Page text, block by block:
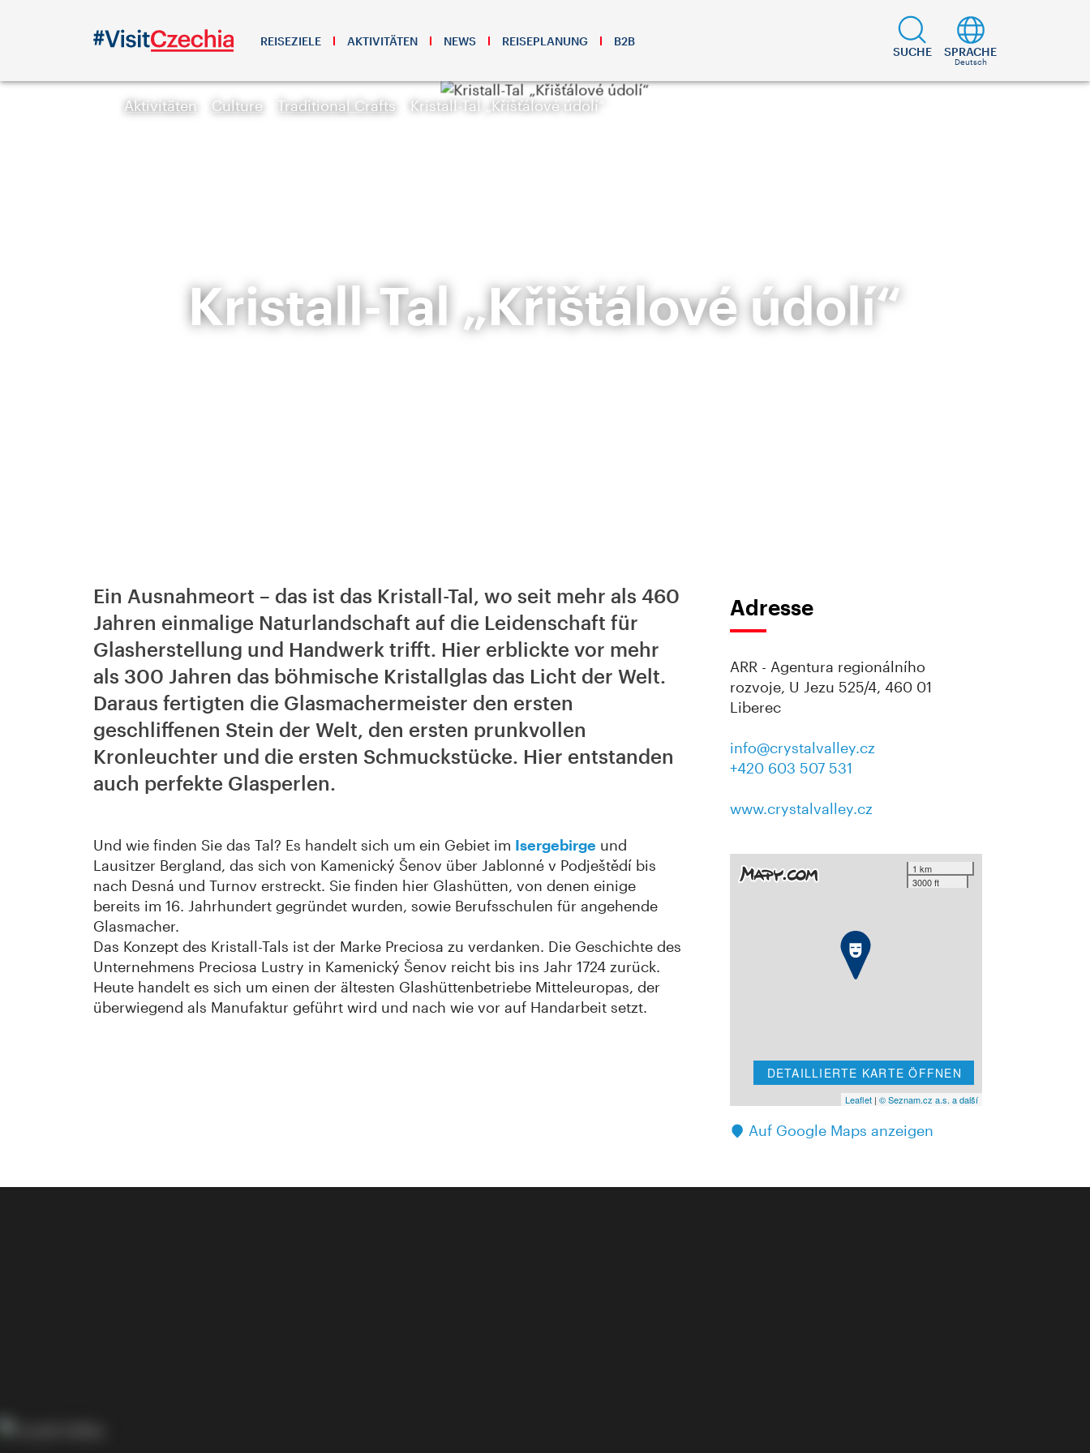
REISEZIELE AKTIVITÄTEN NEWS REISEPLANUNG B2B
SUCHE SPRACHE
Deutsch
Aktivitäten Culture Traditional Crafts Kristall-Tal „Křišťálové údolí“
Kristall-Tal „Křišťálové údolí“
Ein Ausnahmeort – das ist das Kristall-Tal, wo seit mehr als 460
Jahren einmalige Naturlandschaft auf die Leidenschaft für
Glasherstellung und Handwerk trifft. Hier erblickte vor mehr
als 300 Jahren das böhmische Kristallglas das Licht der Welt.
Daraus fertigten die Glasmachermeister den ersten
geschliffenen Stein der Welt, den ersten prunkvollen
Kronleuchter und die ersten Schmuckstücke. Hier entstanden
auch perfekte Glasperlen.
Und wie finden Sie das Tal? Es handelt sich um ein Gebiet im Isergebirge und
Lausitzer Bergland, das sich von Kamenický Šenov über Jablonné v Podještědí bis
nach Desná und Turnov erstreckt. Sie finden hier Glashütten, von denen einige
bereits im 16. Jahrhundert gegründet wurden, sowie Berufsschulen für angehende
Glasmacher.
Das Konzept des Kristall-Tals ist der Marke Preciosa zu verdanken. Die Geschichte des
Unternehmens Preciosa Lustry in Kamenický Šenov reicht bis ins Jahr 1724 zurück.
Heute handelt es sich um einen der ältesten Glashüttenbetriebe Mitteleuropas, der
überwiegend als Manufaktur geführt wird und nach wie vor auf Handarbeit setzt.
Adresse
ARR - Agentura regionálního
rozvoje, U Jezu 525/4, 460 01
Liberec
info@crystalvalley.cz
+420 603 507 531
www.crystalvalley.cz
1 km
3000 ft
DETAILLIERTE KARTE ÖFFNEN
Leaflet| © Seznam.cz a.s. a další
Auf Google Maps anzeigen